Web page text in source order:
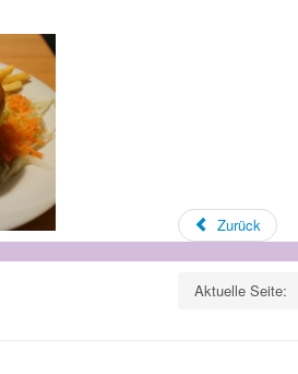
Zurück
Aktuelle Seite: